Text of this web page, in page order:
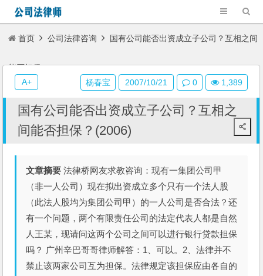
首页 公司法律咨询 国有公司能否出资成立子公司？互相之间
能否担保？(2006)
国有公司能否出资成立子公司？互相之
间能否担保？(2006)
文章摘要 法律桥网友求教咨询：现有一集团公司甲
（非一人公司）现在拟出资成立多个只有一个法人股
（此法人股均为集团公司甲）的一人公司是否合法？还
有一个问题，两个有限责任公司的法定代表人都是自然
人王某，现请问这两个公司之间可以进行银行贷款担保
吗？ 广州辛巴哥哥律师解答：1、可以。2、法律并不
禁止该两家公司互为担保。法律规定该担保应由各自的
杨春宝 2007/10/21 0 1,389
A+